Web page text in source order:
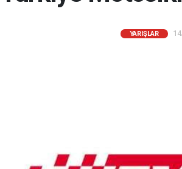
YARIŞLAR